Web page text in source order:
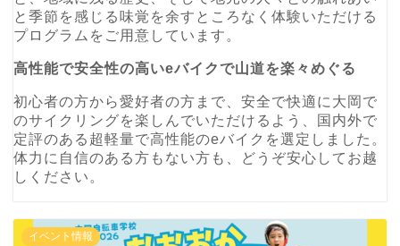
と季節を感じる味覚を余すところなく体験いただける
プログラムをご用意しています。
高性能で安全性の高いeバイクで山道を楽々めぐる
初心者の方から愛好者の方まで、安全で快適に大岡で
のサイクリングを楽しんでいただけるよう、国内外で
定評のある超軽量で高性能のeバイクを選定しました。
体力に自信のある方もない方も、どうぞ安心してお越
しください。
イベント情報